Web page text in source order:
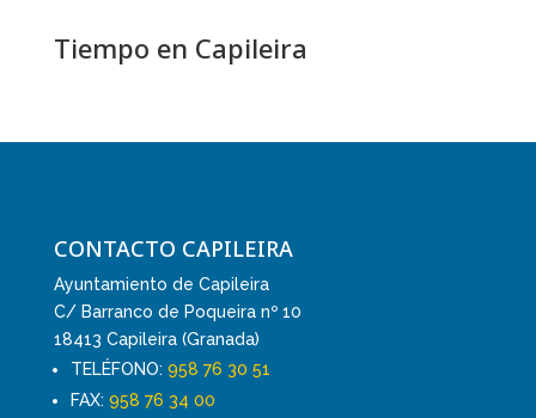
Tiempo en Capileira
CONTACTO CAPILEIRA
Ayuntamiento de Capileira
C/ Barranco de Poqueira nº 10
18413 Capileira (Granada)
TELÉFONO: 958 76 30 51
FAX: 958 76 34 00